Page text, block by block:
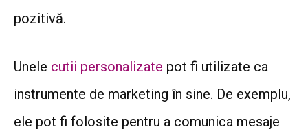
pozitivă.
Unele cutii personalizate pot fi utilizate ca
instrumente de marketing în sine. De exemplu,
ele pot fi folosite pentru a comunica mesaje